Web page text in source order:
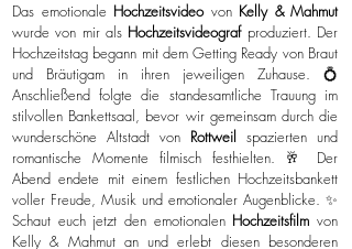
Das emotionale Hochzeitsvideovon Kelly & Mahmut
wurde von mir als Hochzeitsvideograf produziert. Der
Hochzeitstag begann mit dem Getting Ready von Braut
und Bräutigam in ihren jeweiligen Zuhause. 💍
Anschließend folgte die standesamtliche Trauung im
stilvollen Bankettsaal, bevor wir gemeinsam durch die
wunderschöne Altstadt von Rottweil spazierten und
romantische Momente filmisch festhielten. 🥂 Der
Abend endete mit einem festlichen Hochzeitsbankett
voller Freude, Musik und emotionaler Augenblicke. ✨
Schaut euch jetzt den emotionalen Hochzeitsfilmvon
Kelly & Mahmut an und erlebt diesen besonderen